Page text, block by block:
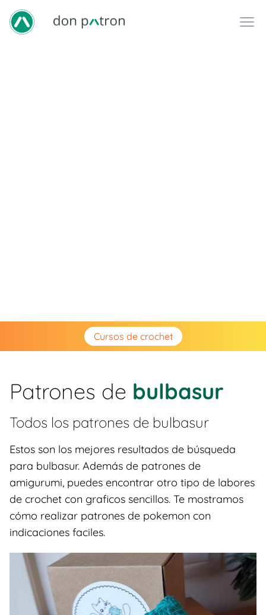
Cursos de crochet
Patrones de bulbasur
Todos los patrones de bulbasur
Estos son los mejores resultados de búsqueda
para bulbasur. Además de patrones de
amigurumi, puedes encontrar otro tipo de labores
de crochet con graficos sencillos. Te mostramos
cómo realizar patrones de pokemon con
indicaciones faciles.